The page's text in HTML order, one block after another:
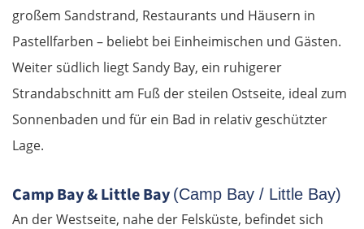
großem Sandstrand, Restaurants und Häusern in
Pastellfarben – beliebt bei Einheimischen und Gästen.
Weiter südlich liegt Sandy Bay, ein ruhigerer
Strandabschnitt am Fuß der steilen Ostseite, ideal zum
Sonnenbaden und für ein Bad in relativ geschützter
Lage.
Camp Bay & Little Bay (Camp Bay / Little Bay)
An der Westseite, nahe der Felsküste, befindet sich
Taus
Deutschland Süd
Cham
Ingolstadt